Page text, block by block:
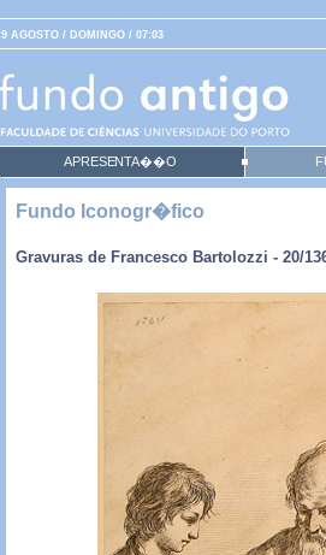
9 AGOSTO / DOMINGO / 07:03
APRESENTA��O
Fundo Iconogr�fico
Gravuras de Francesco Bartolozzi - 20/